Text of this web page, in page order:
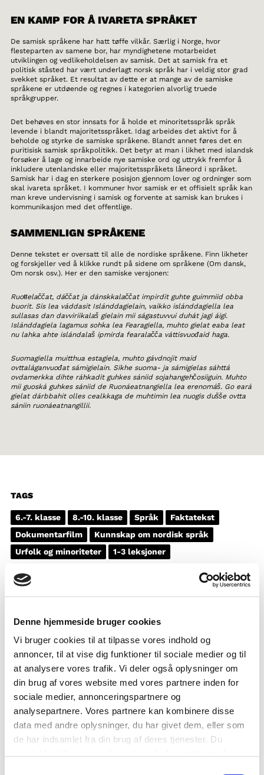
Denne hjemmeside bruger cookies
Vi bruger cookies til at tilpasse vores indhold og
annoncer, til at vise dig funktioner til sociale medier og til
at analysere vores trafik. Vi deler også oplysninger om
din brug af vores website med vores partnere inden for
sociale medier, annonceringspartnere og
analysepartnere. Vores partnere kan kombinere disse
data med andre oplysninger, du har givet dem, eller som
de har indsamlet fra din brug af deres tjenester. Du
TAGS
6.-7. klasse 8.-10. klasse Språk
Faktatekst
Dokumentarfilm
Kunnskap om nordisk språk
Urfolk og minoriteter
1-3 leksjoner
EN KAMP FOR Å IVARETA SPRÅKET
De samisk språkene har hatt tøffe vilkår. Særlig i Norge, hvor
flesteparten av samene bor, har myndighetene motarbeidet
utviklingen og vedlikeholdelsen av samisk. Det at samisk fra et
politisk ståsted har vært underlagt norsk språk har i veldig stor grad
svekket språket. Et resultat av dette er at mange av de samiske
språkene er utdøende og regnes i kategorien alvorlig truede
språkgrupper.
Det behøves en stor innsats for å holde et minoritetsspråk språk
levende i blandt majoritetsspråket. Idag arbeides det aktivt for å
beholde og styrke de samiske språkene. Blandt annet føres det en
puritisisk samisk språkpolitikk. Det betyr at man i likhet med islandsk
forsøker å lage og innarbeide nye samiske ord og uttrykk fremfor å
inkludere utenlandske eller majoritetsspråkets låneord i språket.
Samisk har i dag en sterkere posisjon gjennom lover og ordninger som
skal ivareta språket. I kommuner hvor samisk er et offisielt språk kan
man kreve undervisning i samisk og forvente at samisk kan brukes i
kommunikasjon med det offentlige.
SAMMENLIGN SPRÅKENE
Denne tekstet er oversatt til alle de nordiske språkene. Finn likheter
og forskjeller ved å klikke rundt på sidene om språkene (Om dansk,
Om norsk osv.). Her er den samiske versjonen:
Ruoŧŧelaččat, dáččat ja dánskkalaččat impirdit guhte guimmiid obba
buorit. Sis lea váddasit Islánddagielain, vaikko islánddagiella lea
sullasas dan davviriikalaš gielain mii ságastuvvui duhát jagi áigi.
Islánddagiela lagamus sohka lea Fearagiella, muhto gielat eaba leat
nu lahka ahte islándalaš ipmirda fearalačča váttisvuođaid haga.
Suomagiella muitthua estagiela, muhto gávdnojit maid
ovttaláganvuođat sámigielain. Sikhe suoma- ja sámigielas sáhttá
ovdamerkka dihte ráhkadit guhkes sániid sojahangehčosiiguin. Muhto
mii guoská guhkes sániid de Ruonáeatnangiella lea erenomáš. Go eará
gielat dárbbahit olles cealkkaga de muhtimin lea nuogis dušše ovtta
sániin ruonáeatnangillii.